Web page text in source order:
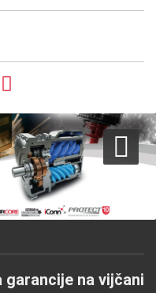
garancije na vijčani